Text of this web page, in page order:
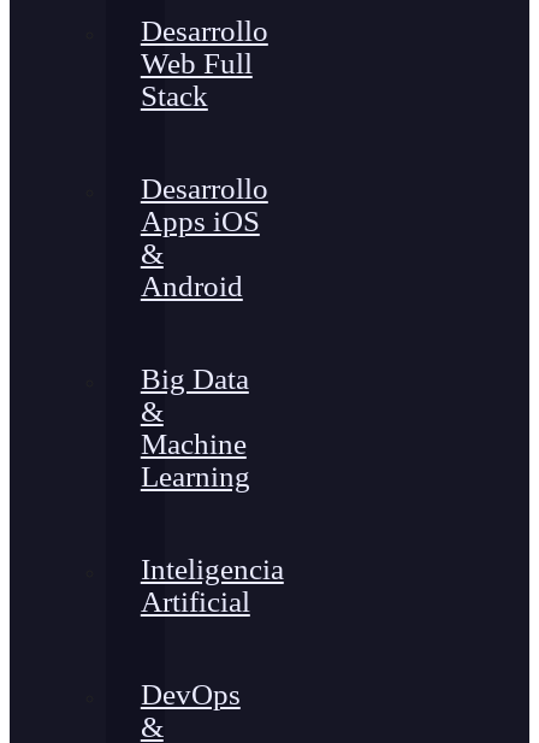
Desarrollo
Web Full
Stack
Desarrollo
Apps iOS
&
Android
Big Data
&
Machine
Learning
Inteligencia
Artificial
DevOps
&